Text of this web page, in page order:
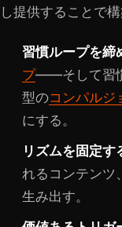
し提供することで構
習慣ループを締
プ——そして習
型のコンパルジ
にする。
リズムを固定す
れるコンテンツ
生み出す。